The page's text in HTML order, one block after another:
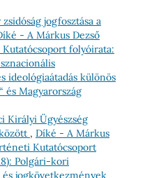
jogfosztása a
- A Márkus Dezső
folyóirata:
ideológiaátadás különös
Magyarország
Királyi Ügyészség
, Díké - A Márkus
Kutatócsoport
Polgári-kori
jogkövetkezmények